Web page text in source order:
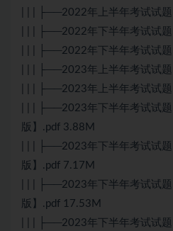
| | | ├──2022年上半年考试试
| | | ├──2022年下半年考试试
| | | ├──2022年下半年考试试
| | | ├──2023年上半年考试试
| | | ├──2023年上半年考试试
| | | ├──2023年下半年考试试
版】.pdf 3.88M
| | | ├──2023年下半年考试试
版】.pdf 7.17M
| | | ├──2023年下半年考试试
版】.pdf 17.53M
| | | ├──2023年下半年考试试